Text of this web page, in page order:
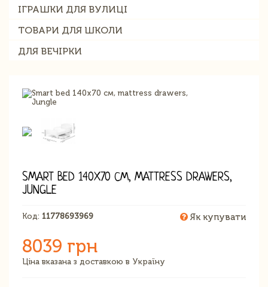
ІГРАШКИ ДЛЯ ВУЛИЦІ
ТОВАРИ ДЛЯ ШКОЛИ
ДЛЯ ВЕЧІРКИ
SMART BED 140X70 СМ, MATTRESS DRAWERS,
JUNGLE
Код: 11778693969 Як купувати
8039 грн
Ціна вказана з доставкою в Україну